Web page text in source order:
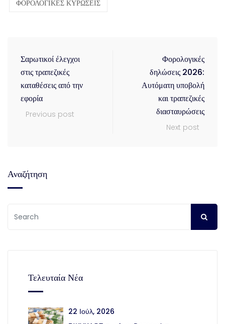
ΦΟΡΟΛΟΓΙΚΕΣ ΚΥΡΩΣΕΙΣ
Σαρωτικοί έλεγχοι
στις τραπεζικές
καταθέσεις από την
εφορία
Previous post
Φορολογικές
δηλώσεις 2026:
Αυτόματη υποβολή
και τραπεζικές
διασταυρώσεις
Next post
Αναζήτηση
Τελευταία Νέα
22 Ιούλ, 2026